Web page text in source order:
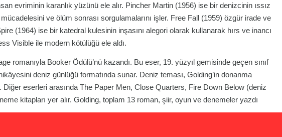
evriminin karanlık yüzünü ele alır. Pincher Martin (1956) ise bir denizcinin ıssız
ve ölüm sonrası sorgulamalarını işler. Free Fall (1959) özgür irade ve
(1964) ise bir katedral kulesinin inşasını alegori olarak kullanarak hırs ve inancı
Visible ile modern kötülüğü ele aldı.
romanıyla Booker Ödülü’nü kazandı. Bu eser, 19. yüzyıl gemisinde geçen sınıf
deniz günlüğü formatında sunar. Deniz teması, Golding’in donanma
Diğer eserleri arasında The Paper Men, Close Quarters, Fire Down Below (deniz
kitapları yer alır. Golding, toplam 13 roman, şiir, oyun ve denemeler yazdı